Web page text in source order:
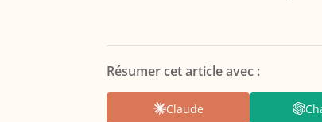
Résumer cet article avec :
Claude